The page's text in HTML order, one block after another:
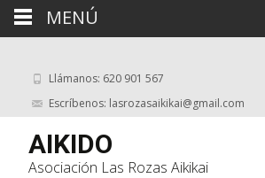
Llámanos: 620 901 567
Escríbenos: lasrozasaikikai@gmail.com
AIKIDO
Asociación Las Rozas Aikikai
MENÚ